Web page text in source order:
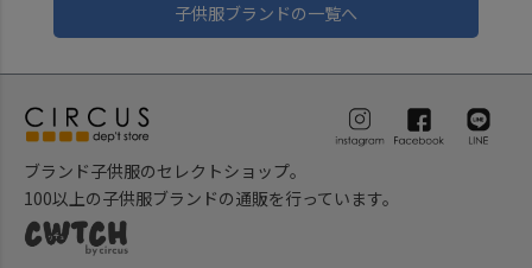
子供服ブランドの一覧へ
ブランド子供服のセレクトショップ。
100以上の子供服ブランドの通販を行っています。